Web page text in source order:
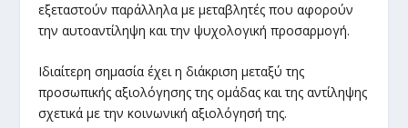
εξεταστούν παράλληλα με μεταβλητές που αφορούν
την αυτοαντίληψη και την ψυχολογική προσαρμογή.
Ιδιαίτερη σημασία έχει η διάκριση μεταξύ της
προσωπικής αξιολόγησης της ομάδας και της αντίληψης
σχετικά με την κοινωνική αξιολόγησή της.